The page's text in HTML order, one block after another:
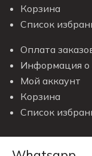
Корзина
Список
Оплата
Информация о
Мой аккаунт
Корзина
Список